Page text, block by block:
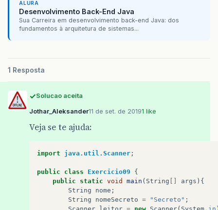
ALURA
Desenvolvimento Back-End Java
Sua Carreira em desenvolvimento back-end Java: dos
fundamentos à arquitetura de sistemas...
1 Resposta
Solucao aceita
Jothar_Aleksander11 de set. de 20191 like
Veja se te ajuda:
import java.util.Scanner ;
public class Exercicio09
{
public
static void main ( String args ){
String
nome ;
String
nomeSecreto = "Secreto" ;